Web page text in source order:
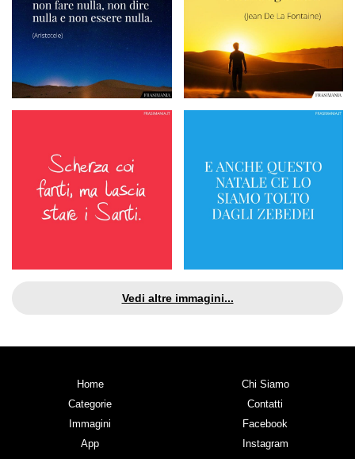
Vedi altre immagini...
Home
Categorie
Immagini
App
Chi Siamo
Contatti
Facebook
Instagram